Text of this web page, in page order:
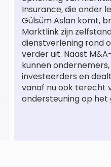
Insurance, die onder
Gülsüm Aslan komt,
Marktlink zijn
dienstverlening rond
verder uit. Naast
kunnen ondernemers,
investeerders en
vanaf nu ook terecht
ondersteuning op het